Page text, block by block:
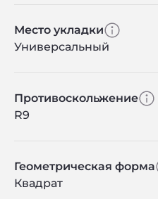
Место укладки
Универсальный
Противоскольжение
R9
Геометрическая форма
Квадрат